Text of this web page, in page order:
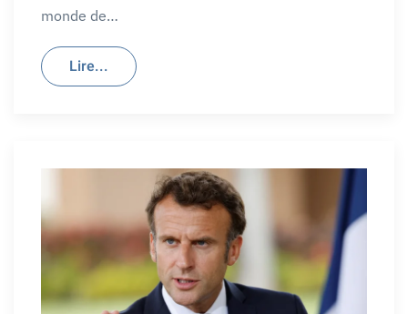
monde de…
Lire...